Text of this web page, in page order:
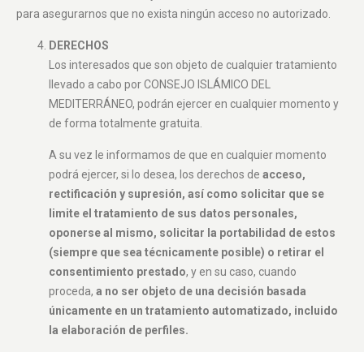
para asegurarnos que no exista ningún acceso no autorizado.
DERECHOS
Los interesados que son objeto de cualquier tratamiento
llevado a cabo por CONSEJO ISLÁMICO DEL
MEDITERRÁNEO, podrán ejercer en cualquier momento y
de forma totalmente gratuita.
A su vez le informamos de que en cualquier momento
podrá ejercer, si lo desea, los derechos de acceso,
rectificación y supresión, así como solicitar que se
limite el tratamiento de sus datos personales,
oponerse al mismo, solicitar la portabilidad de estos
(siempre que sea técnicamente posible) o retirar el
consentimiento prestado, y en su caso, cuando
proceda, a no ser objeto de una decisión basada
únicamente en un tratamiento automatizado, incluido
la elaboración de perfiles.